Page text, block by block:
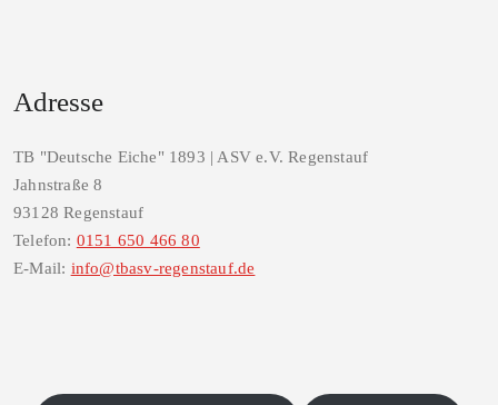
Adresse
TB "Deutsche Eiche" 1893 | ASV e.V. Regenstauf
Jahnstraße 8
93128 Regenstauf
Telefon: 0151 650 466 80
E-Mail: info@tbasv-regenstauf.de